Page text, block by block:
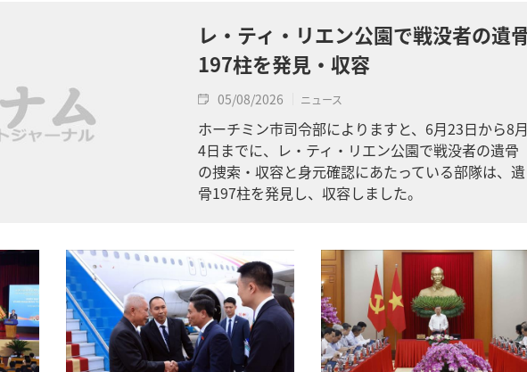
レ・ティ・リエン公園で戦没者の遺
197柱を発見・収容
05/08/2026 ニュース
ホーチミン市司令部によりますと、6月23日から8
4日までに、レ・ティ・リエン公園で戦没者の遺骨
の捜索・収容と身元確認にあたっている部隊は、遺
骨197柱を発見し、収容しました。